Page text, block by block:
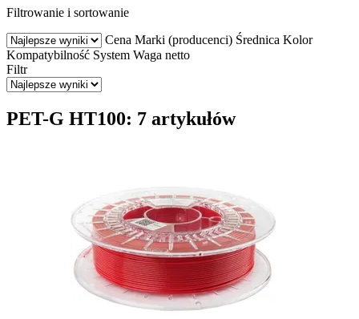
Filtrowanie i sortowanie
Cena Marki (producenci) Średnica Kolor
Kompatybilność System Waga netto
Filtr
PET-G HT100: 7 artykułów